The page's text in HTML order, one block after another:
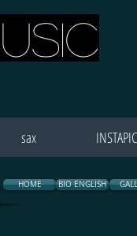
sax
HOME BIO ENGLISH